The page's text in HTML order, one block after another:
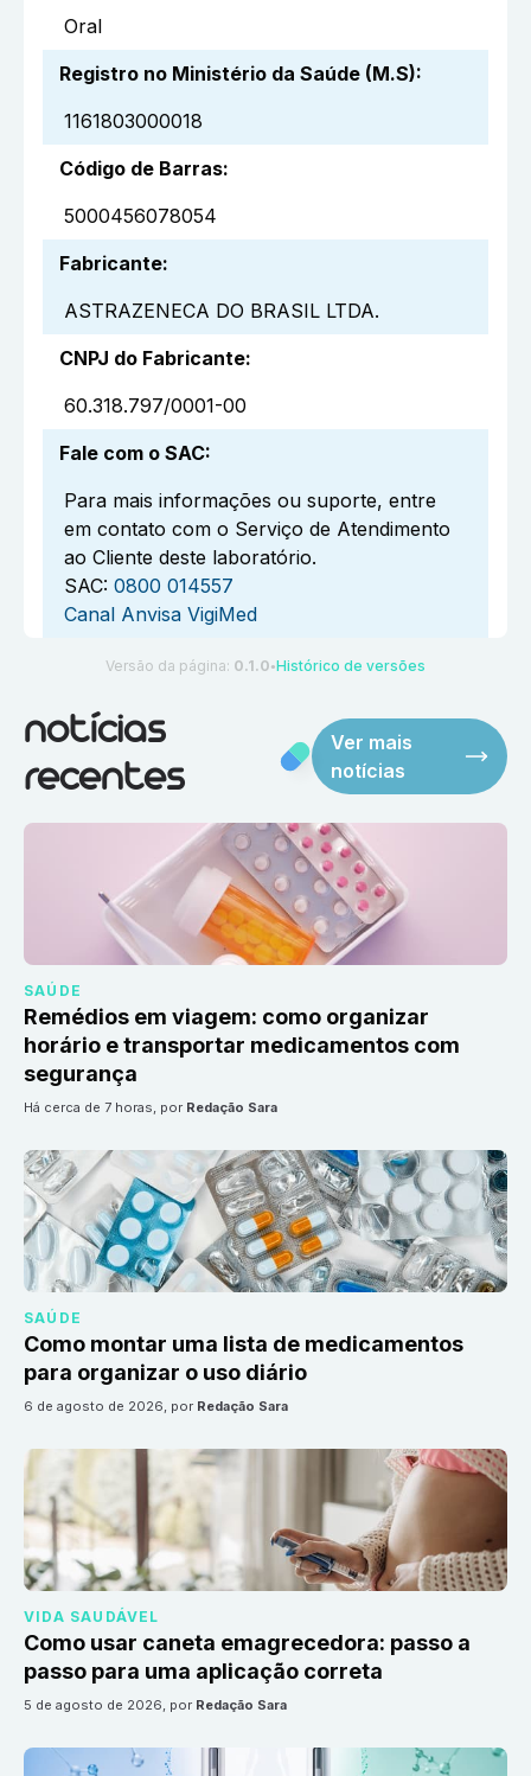
Oral
Registro no Ministério da Saúde (M.S):
1161803000018
Código de Barras:
5000456078054
Fabricante:
ASTRAZENECA DO BRASIL LTDA.
CNPJ do Fabricante:
60.318.797/0001-00
Fale com o SAC:
Para mais informações ou suporte, entre
em contato com o Serviço de Atendimento
ao Cliente deste laboratório.
SAC: 0800 014557
Canal Anvisa VigiMed
Versão da página: 0.1.0 ●Histórico de versões
notícias
recentes
Ver mais
notícias
SAÚDE
Remédios em viagem: como organizar
horário e transportar medicamentos com
segurança
há cerca de 7 horas, por Redação Sara
SAÚDE
Como montar uma lista de medicamentos
para organizar o uso diário
6 de agosto de 2026, por Redação Sara
VIDA SAUDÁVEL
Como usar caneta emagrecedora: passo a
passo para uma aplicação correta
5 de agosto de 2026, por Redação Sara